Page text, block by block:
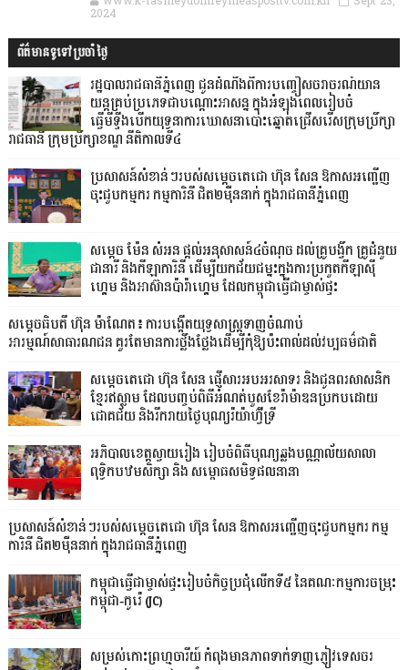
2024
ព័ត៌មានទូទៅប្រចាំថ្ងៃ
រដ្ឋបាលរាជធានីភ្នំពេញ ជូនដំណឹងពីការបញ្ចៀសចរាចរណ៍យាន
យន្តគ្រប់ប្រភេទជាបណ្តោះអាសន្ន ក្នុងអំឡុងពេលរៀបចំ
ធ្វើមីទ្ទីងបើកយុទ្ធនាការឃោសនាបោះឆ្នោតជ្រើសរើសក្រុមប្រឹក្សា
រាជធានី ក្រុមប្រឹក្សាខណ្ឌ នីតិកាលទី៤
ប្រសាសន៍សំខាន់ៗរបស់សម្តេចតេជោ ហ៊ុន សែន ឱកាសអញ្ជើញ
ចុះជួបកម្មករ កម្មការិនី ជិត២ម៉ឺននាក់ ក្នុងរាជធានីភ្នំពេញ
សម្តេច ម៉ែន សំអន ផ្តល់អនុសាសន៍៤ចំណុច ដល់គ្រូបង្វឹក គ្រូជំនួយ
ជានារី និងកីឡាការិនី ដើម្បីយកជ័យជម្នះក្នុងការប្រកួតកីឡាស៊ី
ហ្គេម និងអាស៊ានប៉ារ៉ាហ្គេម ដែលកម្ពុជាធ្វើជាម្ចាស់ផ្ទះ
សម្តេចធិបតី ហ៊ុន ម៉ាណែត៖ ការបង្កើតយុទ្ធសាស្ត្រទាញចំណាប់
អារម្មណ៍សាធារណជន គួរតែមានការថ្លឹងថ្លែងដើម្បីកុំឱ្យប៉ះពាល់ដល់វប្បធម៌ជាតិ
សម្ដេចតេជោ ហ៊ុន សែន ផ្ញើសារអបអរសាទរ និងជូនពរសាសនិក
ខ្មែរឥស្លាម ដែលបញ្ចប់ពិធីអំណត់បួសខែរ៉ាម៉ាឌនប្រកបដោយ
ជោគជ័យ និងរីករាយថ្ងៃបុណ្យរ៉យ៉ាហ៊្វីទ្រី
អភិបាលខេត្តស្វាយរៀង រៀបចំពិធីបុណ្យឆ្លងបណ្ណាល័យសាលា
ពុទ្ធិកបឋមសិក្សា និង សម្ពោធសមិទ្ធផលនានា
ប្រសាសន៍សំខាន់ៗរបស់សម្តេចតេជោ ហ៊ុន សែន ឱកាសអញ្ជើញចុះជួបកម្មករ កម្ម
ការិនី ជិត២ម៉ឺននាក់ ក្នុងរាជធានីភ្នំពេញ
កម្ពុជាធ្វើជាម្ចាស់ផ្ទះរៀបចំកិច្ចប្រជុំលើកទី៥ នៃគណៈកម្មការចម្រុះ
កម្ពុជា-កូរ៉េ (JC)
សម្រស់កោះព្រហ្មចារីយ៍ កំពុងមានភាពទាក់ទាញភ្ញៀវទេសចរ